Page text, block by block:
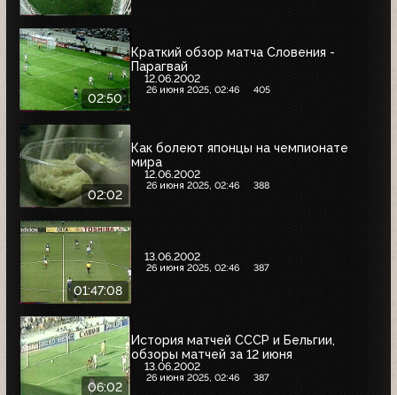
02:50
Краткий обзор матча Словения -
Парагвай
12.06.2002
26 июня 2025, 02:46 405
02:02
Как болеют японцы на чемпионате
мира
12.06.2002
26 июня 2025, 02:46 388
01:47:08
13.06.2002
26 июня 2025, 02:46 387
06:02
История матчей СССР и Бельгии,
обзоры матчей за 12 июня
13.06.2002
26 июня 2025, 02:46 387